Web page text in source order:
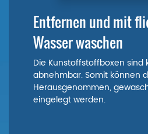
Entfernen und mit
Wasser waschen
Die Kunstoffstoffboxen sind
abnehmbar. Somit können
Herausgenommen,
eingelegt werden.